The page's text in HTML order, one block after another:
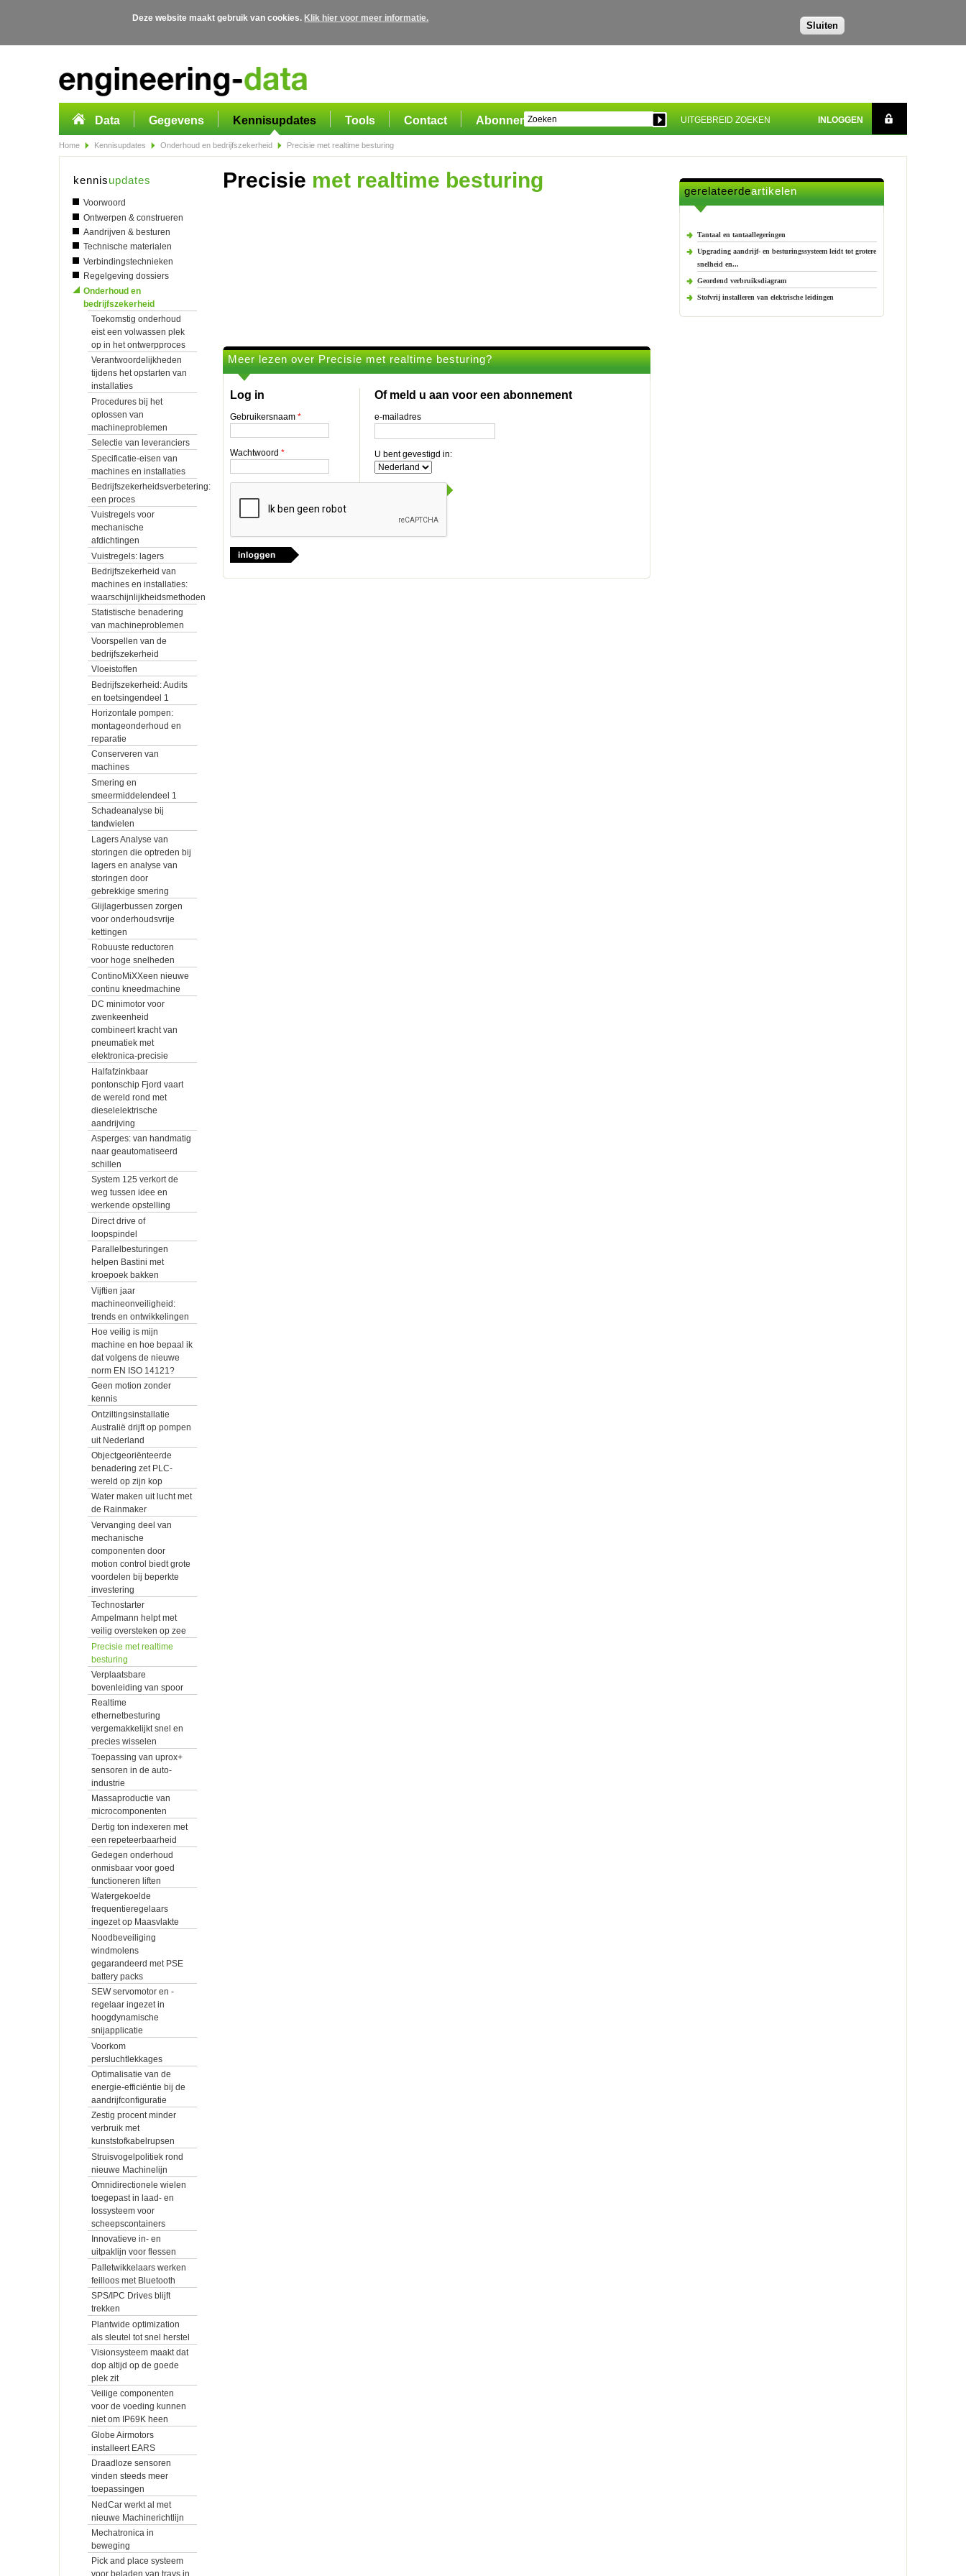
Deze website maakt gebruik van cookies. Klik hier voor meer informatie.
Sluiten
Data Gegevens Kennisupdates Tools Contact Abonnement INLOGGEN
UITGEBREID ZOEKEN
Home Kennisupdates Onderhoud en bedrijfszekerheid Precisie met realtime besturing
kennisupdates
Voorwoord
Ontwerpen & construeren
Aandrijven & besturen
Technische materialen
Verbindingstechnieken
Regelgeving dossiers
Onderhoud en
bedrijfszekerheid
Toekomstig onderhoud
eist een volwassen plek
op in het ontwerpproces
Verantwoordelijkheden
tijdens het opstarten van
installaties
Procedures bij het
oplossen van
machineproblemen
Selectie van leveranciers
Specificatie-eisen van
machines en installaties
Bedrijfszekerheidsverbetering:
een proces
Vuistregels voor
mechanische
afdichtingen
Vuistregels: lagers
Bedrijfszekerheid van
machines en installaties:
waarschijnlijkheidsmethoden
Statistische benadering
van machineproblemen
Voorspellen van de
bedrijfszekerheid
Vloeistoffen
Bedrijfszekerheid: Audits
en toetsingendeel 1
Horizontale pompen:
montageonderhoud en
reparatie
Conserveren van
machines
Smering en
smeermiddelendeel 1
Schadeanalyse bij
tandwielen
Lagers Analyse van
storingen die optreden bij
lagers en analyse van
storingen door
gebrekkige smering
Glijlagerbussen zorgen
voor onderhoudsvrije
kettingen
Robuuste reductoren
voor hoge snelheden
ContinoMiXXeen nieuwe
continu kneedmachine
DC minimotor voor
zwenkeenheid
combineert kracht van
pneumatiek met
elektronica-precisie
Halfafzinkbaar
pontonschip Fjord vaart
de wereld rond met
dieselelektrische
aandrijving
Asperges: van handmatig
naar geautomatiseerd
schillen
System 125 verkort de
weg tussen idee en
werkende opstelling
Direct drive of
loopspindel
Parallelbesturingen
helpen Bastini met
kroepoek bakken
Vijftien jaar
machineonveiligheid:
trends en ontwikkelingen
Hoe veilig is mijn
machine en hoe bepaal ik
dat volgens de nieuwe
norm EN ISO 14121?
Geen motion zonder
kennis
Ontziltingsinstallatie
Australië drijft op pompen
uit Nederland
Objectgeoriënteerde
benadering zet PLC-
wereld op zijn kop
Water maken uit lucht met
de Rainmaker
Vervanging deel van
mechanische
componenten door
motion control biedt grote
voordelen bij beperkte
investering
Technostarter
Ampelmann helpt met
veilig oversteken op zee
Precisie met realtime
besturing
Verplaatsbare
bovenleiding van spoor
Realtime
ethernetbesturing
vergemakkelijkt snel en
precies wisselen
Toepassing van uprox+
sensoren in de auto-
industrie
Massaproductie van
microcomponenten
Dertig ton indexeren met
een repeteerbaarheid
Gedegen onderhoud
onmisbaar voor goed
functioneren liften
Watergekoelde
frequentieregelaars
ingezet op Maasvlakte
Noodbeveiliging
windmolens
gegarandeerd met PSE
battery packs
SEW servomotor en -
regelaar ingezet in
hoogdynamische
snijapplicatie
Voorkom
persluchtlekkages
Optimalisatie van de
energie-efficiëntie bij de
aandrijfconfiguratie
Zestig procent minder
verbruik met
kunststofkabelrupsen
Struisvogelpolitiek rond
nieuwe Machinelijn
Omnidirectionele wielen
toegepast in laad- en
lossysteem voor
scheepscontainers
Innovatieve in- en
uitpaklijn voor flessen
Palletwikkelaars werken
feilloos met Bluetooth
SPS/IPC Drives blijft
trekken
Plantwide optimization
als sleutel tot snel herstel
Visionsysteem maakt dat
dop altijd op de goede
plek zit
Veilige componenten
voor de voeding kunnen
niet om IP69K heen
Globe Airmotors
installeert EARS
Draadloze sensoren
vinden steeds meer
toepassingen
NedCar werkt al met
nieuwe Machinerichtlijn
Mechatronica in
beweging
Pick and place systeem
Precisie met realtime besturing gerelateerdeartikelen
Tantaal en tantaallegeringen
Upgrading aandrijf- en besturingssysteem leidt tot grotere
snelheid en...
Geordend verbruiksdiagram
Stofvrij installeren van elektrische leidingen
Meer lezen over Precisie met realtime besturing?
Log in
Gebruikersnaam *
Wachtwoord *
Of meld u aan voor een abonnement
e-mailadres
U bent gevestigd in: